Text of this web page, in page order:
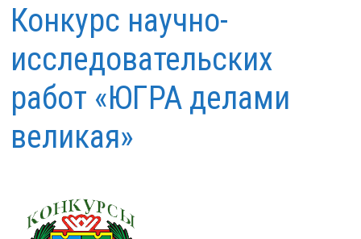
Конкурс научно-
исследовательских
работ «ЮГРА делами
великая»